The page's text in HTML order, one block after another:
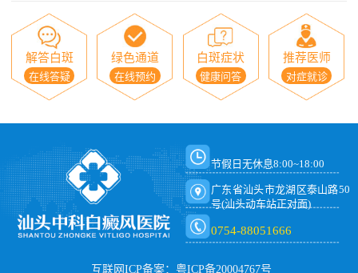
解答白斑
在线答疑
绿色通道
在线预约
白斑症状
健康问答
推荐医师
对症就诊
节假日无休息8:00~18:00
广东省汕头市龙湖区泰山路50
号(汕头动车站正对面)
0754-88051666
互联网ICP备案：粤ICP备20004767号